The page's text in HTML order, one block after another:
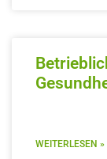
WEITERLESEN »